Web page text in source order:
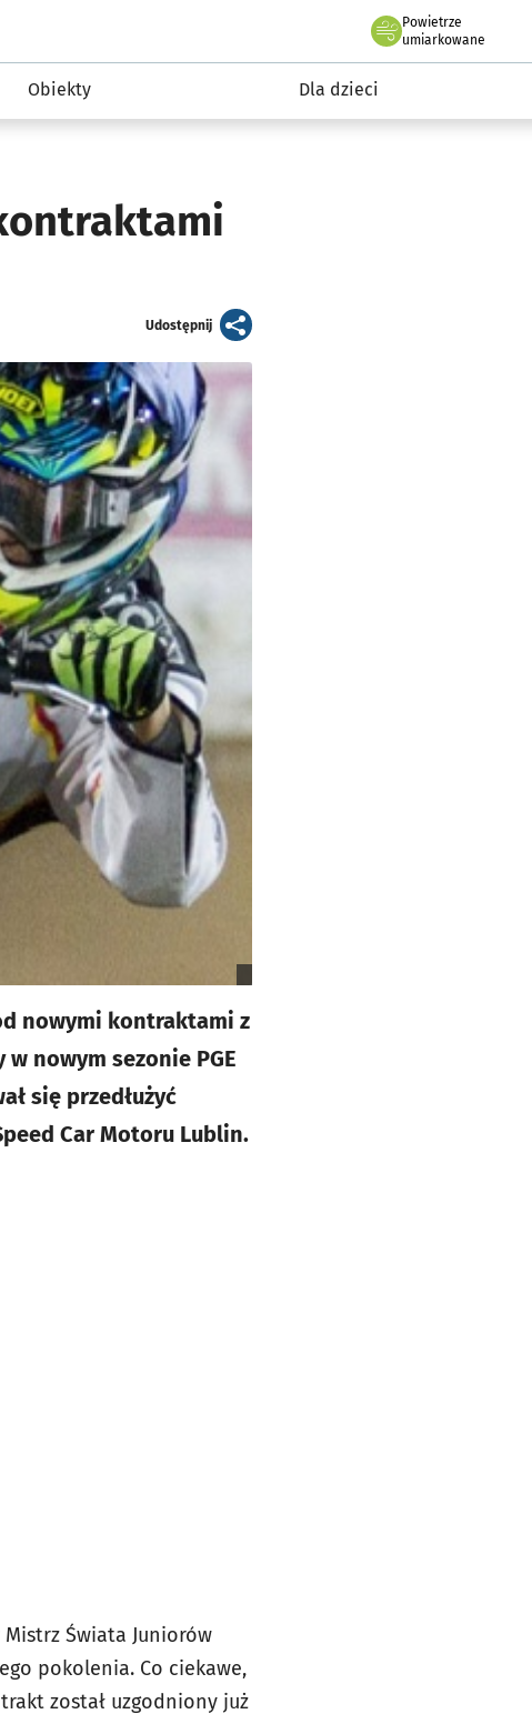
i rekreacja
Powietrze
we Wrocławiu
umiarkowane
Obiekty Dla dzieci
Udostępnijartykuł
nowymi kontraktami z
nowym sezonie PGE
się przedłużyć
Car Motoru Lublin.
Świata Juniorów
pokolenia. Co ciekawe,
został uzgodniony już